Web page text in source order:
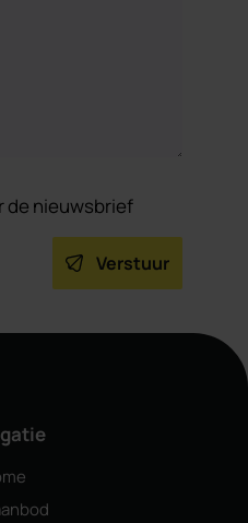
de nieuwsbrief
Verstuur